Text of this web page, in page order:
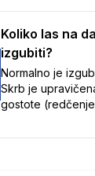
redčenje na
postopne
zgodaj, saj je
dokler so lasni
Koliko las na
izgubiti?
Normalno je
Skrb je
gostote
hranil, zdravila,